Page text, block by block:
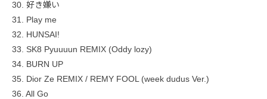
30. 好き嫌い
31. Play me
32. HUNSAI!
33. SK8 Pyuuuun REMIX (Oddy lozy)
34. BURN UP
35. Dior Ze REMIX / REMY FOOL (week dudus Ver.)
36. All Go